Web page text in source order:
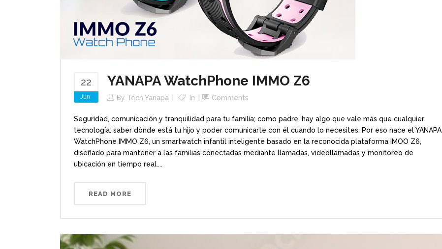
22
Jun
YANAPA WatchPhone IMMO Z6
By Tech Yanapa In Comments
Seguridad, comunicación y tranquilidad para tu familia; como padre, hay algo que vale más que cualquier
tecnología: saber dónde está tu hijo y poder comunicarte con él cuando lo necesites. Por eso nace el YANAPA
WatchPhone IMMO Z6, un smartwatch infantil inteligente basado en la reconocida plataforma IMOO Z6,
diseñado para mantener a las familias conectadas mediante llamadas, videollamadas y monitoreo de
ubicación en tiempo real....
READ MORE